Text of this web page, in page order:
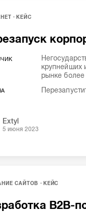
КЕЙС
крупнейших
рынке более
Extyl
5 июня 2023
САЙТОВ КЕЙС
В2В-